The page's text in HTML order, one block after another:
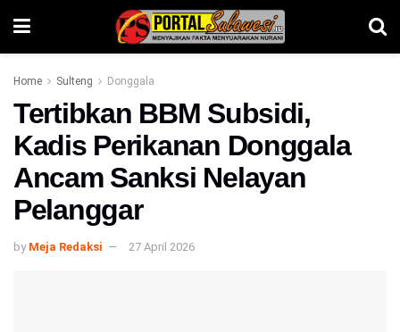
Home Sulteng Donggala
Tertibkan BBM Subsidi,
Kadis Perikanan Donggala
Ancam Sanksi Nelayan
Pelanggar
by Meja Redaksi 27 April 2026